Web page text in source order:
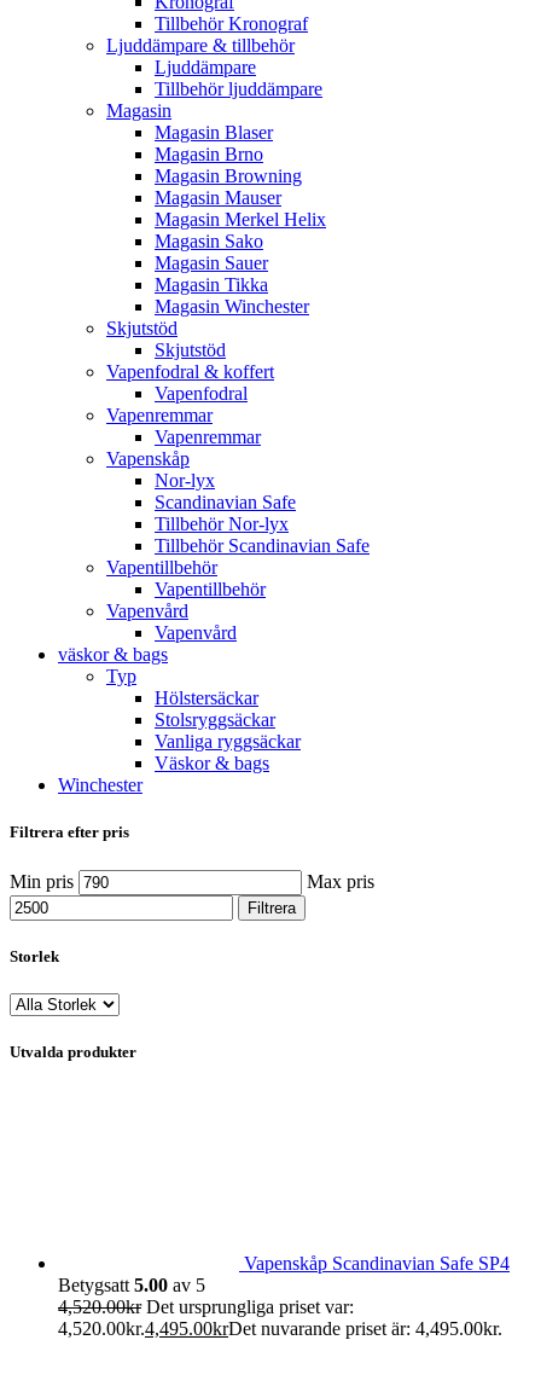
Tillbehör Kronograf
Ljuddämpare & tillbehör
Ljuddämpare
Tillbehör ljuddämpare
Magasin
Magasin Blaser
Magasin Brno
Magasin Browning
Magasin Mauser
Magasin Merkel Helix
Magasin Sako
Magasin Sauer
Magasin Tikka
Magasin Winchester
Skjutstöd
Skjutstöd
Vapenfodral & koffert
Vapenfodral
Vapenremmar
Vapenremmar
Vapenskåp
Nor-lyx
Scandinavian Safe
Tillbehör Nor-lyx
Tillbehör Scandinavian Safe
Vapentillbehör
Vapentillbehör
Vapenvård
Vapenvård
väskor & bags
Typ
Hölstersäckar
Stolsryggsäckar
Vanliga ryggsäckar
Väskor & bags
Winchester
Filtrera efter pris
Min pris Max pris
Filtrera
Storlek
Utvalda produkter
Vapenskåp Scandinavian Safe SP4
Betygsatt 5.00 av 5
4,520.00kr Det ursprungliga priset var:
4,520.00kr.4,495.00krDet nuvarande priset är: 4,495.00kr.